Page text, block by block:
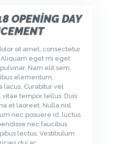
OPENING DAY
sit amet, consectetur
eget mi eget
Nam elit sem,
elementum,
lacus. Curabitur vel
vitae tempor tellus. Duis
et laoreet. Nulla nisl
nec posuere id, luctus
nec faucibus
lectus. Vestibulum